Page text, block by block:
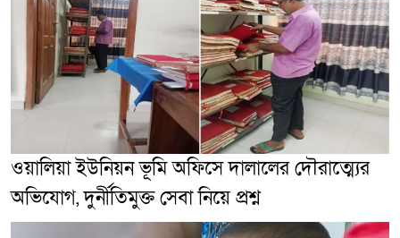
ওয়ালিয়া ইউনিয়ন ভূমি অফিসে দালালের দৌরাত্ম্যের
অভিযোগ, দুর্নীতিমুক্ত সেবা নিয়ে প্রশ্ন